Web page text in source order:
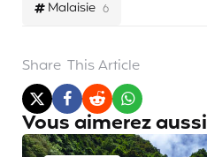
Malaisie 6
Share This Article
Vous aimerez aussi